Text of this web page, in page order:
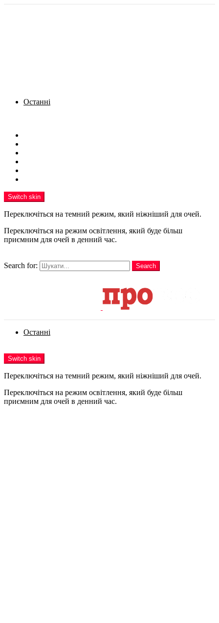
Останні
Switch skin
Переключіться на темний режим, який ніжніший для очей.
Переключіться на режим освітлення, який буде більш
приємним для очей в денний час.
Search for:
Search
Останні
Switch skin
Переключіться на темний режим, який ніжніший для очей.
Переключіться на режим освітлення, який буде більш
приємним для очей в денний час.